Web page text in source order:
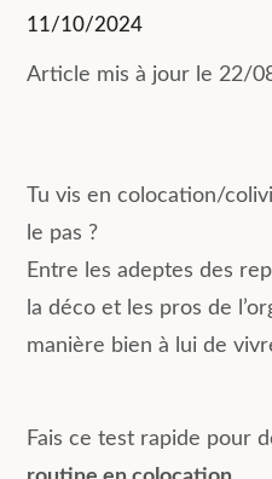
11/10/2024
Article mis à jour le 22/
Tu vis en colocation/
le pas ?
Entre les adeptes des
la déco et les pros de
manière bien à lui de
Fais ce test rapide pour